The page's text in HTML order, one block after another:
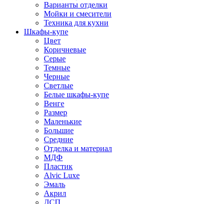
Варианты отделки
Мойки и смесители
Техника для кухни
Шкафы-купе
Цвет
Коричневые
Серые
Темные
Черные
Светлые
Белые шкафы-купе
Венге
Размер
Маленькие
Большие
Средние
Отделка и материал
МДФ
Пластик
Alvic Luxe
Эмаль
Акрил
ДСП